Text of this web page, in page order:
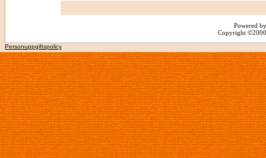
Powered
Copyright
Personuppgiftspolicy